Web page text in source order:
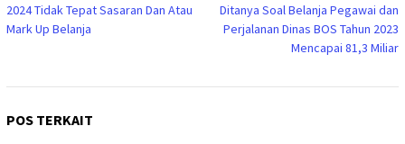
2024 Tidak Tepat Sasaran Dan Atau
Mark Up Belanja
Ditanya Soal Belanja Pegawai dan
Perjalanan Dinas BOS Tahun 2023
Mencapai 81,3 Miliar
POS TERKAIT